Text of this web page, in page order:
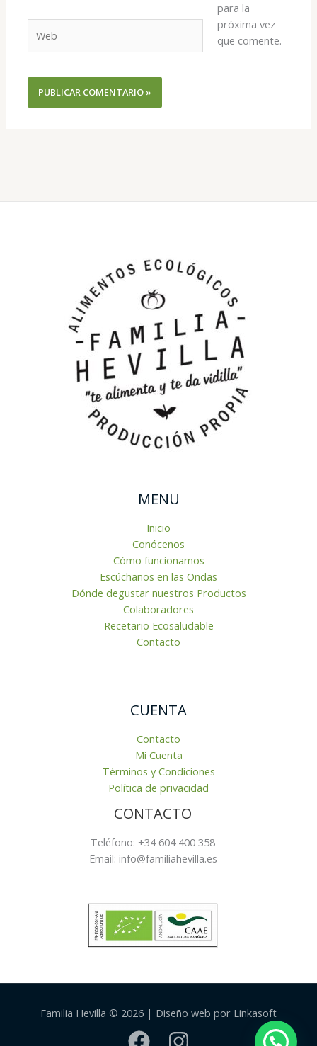
para la
próxima vez
que comente.
MENU
Inicio
Conócenos
Cómo funcionamos
Escúchanos en las Ondas
Dónde degustar nuestros Productos
Colaboradores
Recetario Ecosaludable
Contacto
CUENTA
Contacto
Mi Cuenta
Términos y Condiciones
Política de privacidad
CONTACTO
Teléfono: +34 604 400 358
Email: info@familiahevilla.es
Familia Hevilla © 2026 | Diseño web por Linkasoft